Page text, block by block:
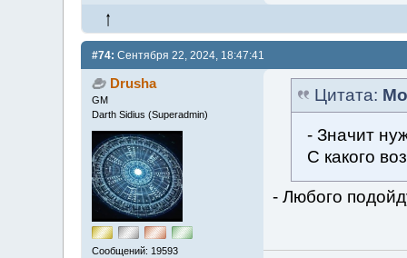
#74: Сентября 22, 2024, 18:47:41
Drusha
GM
Darth Sidius (Superadmin)
Сообщений: 19593
Цитата:
- Значит
С какого
- Любого